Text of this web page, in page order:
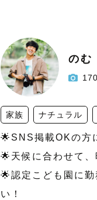
のむ
家族 ナチュラル
🌟SNS掲載OKの方
🌟天候に合わせて
🌟認定こども園に
い！